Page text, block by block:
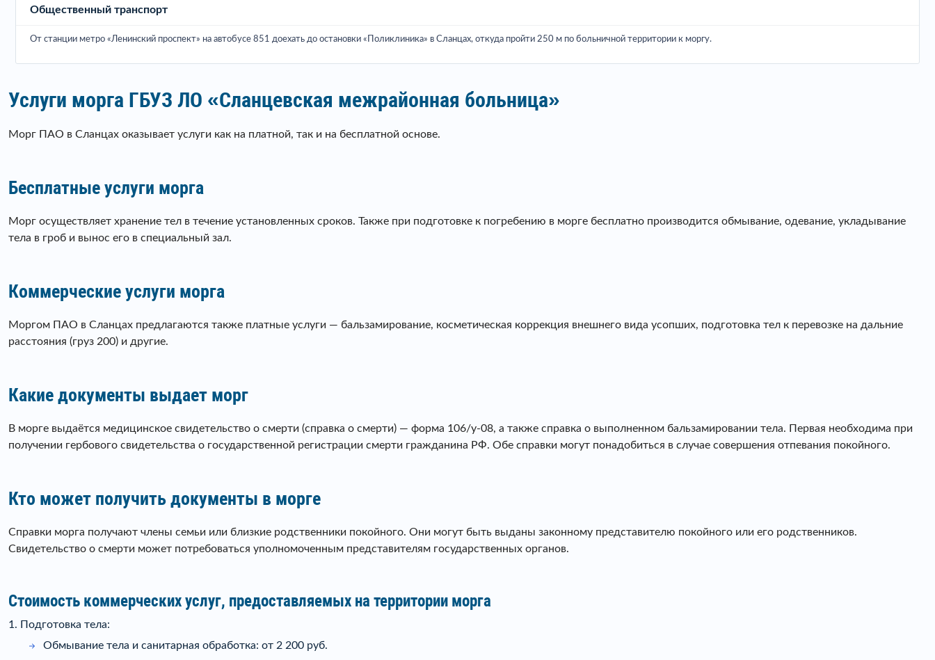
Общественный транспорт
От станции метро «Ленинский проспект» на автобусе 851 доехать до остановки «Поликлиника» в Сланцах, откуда пройти 250 м по больничной территории к моргу.
Услуги морга ГБУЗ ЛО «Сланцевская межрайонная больница»
Морг ПАО в Сланцах оказывает услуги как на платной, так и на бесплатной основе.
Бесплатные услуги морга
Морг осуществляет хранение тел в течение установленных сроков. Также при подготовке к погребению в морге бесплатно производится обмывание, одевание, укладывание
тела в гроб и вынос его в специальный зал.
Коммерческие услуги морга
Моргом ПАО в Сланцах предлагаются также платные услуги — бальзамирование, косметическая коррекция внешнего вида усопших, подготовка тел к перевозке на дальние
расстояния (груз 200) и другие.
Какие документы выдает морг
В морге выдаётся медицинское свидетельство о смерти (справка о смерти) — форма 106/у-08, а также справка о выполненном бальзамировании тела. Первая необходима при
получении гербового свидетельства о государственной регистрации смерти гражданина РФ. Обе справки могут понадобиться в случае совершения отпевания покойного.
Кто может получить документы в морге
Справки морга получают члены семьи или близкие родственники покойного. Они могут быть выданы законному представителю покойного или его родственников.
Свидетельство о смерти может потребоваться уполномоченным представителям государственных органов.
Стоимость коммерческих услуг, предоставляемых на территории морга
1. Подготовка тела:
Обмывание тела и санитарная обработка: от 2 200 руб.